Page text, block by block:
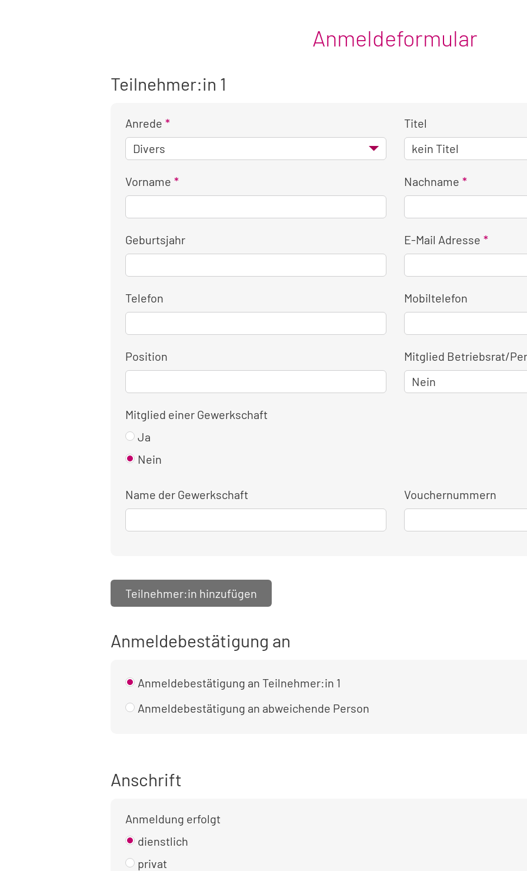
Anmeldeformular
Teilnehmer:in 1
Anrede Titel
Vorname Nachname
Geburtsjahr E-Mail Adresse
Telefon Mobiltelefon
Position Mitglied Betriebsrat/
Mitglied einer Gewerkschaft
Ja
Nein
Name der Gewerkschaft Vouchernummern
Teilnehmer:in hinzufügen
Anmeldebestätigung an
Anmeldebestätigung an Teilnehmer:in 1
Anmeldebestätigung an abweichende Person
Anschrift
Anmeldung erfolgt
dienstlich
privat